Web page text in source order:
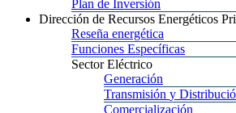
Plan de Inversión
Dirección de Recursos Energéticos
Reseña energética
Funciones Específicas
SectorEléctrico
Generación
Transmisión y
Comercialización